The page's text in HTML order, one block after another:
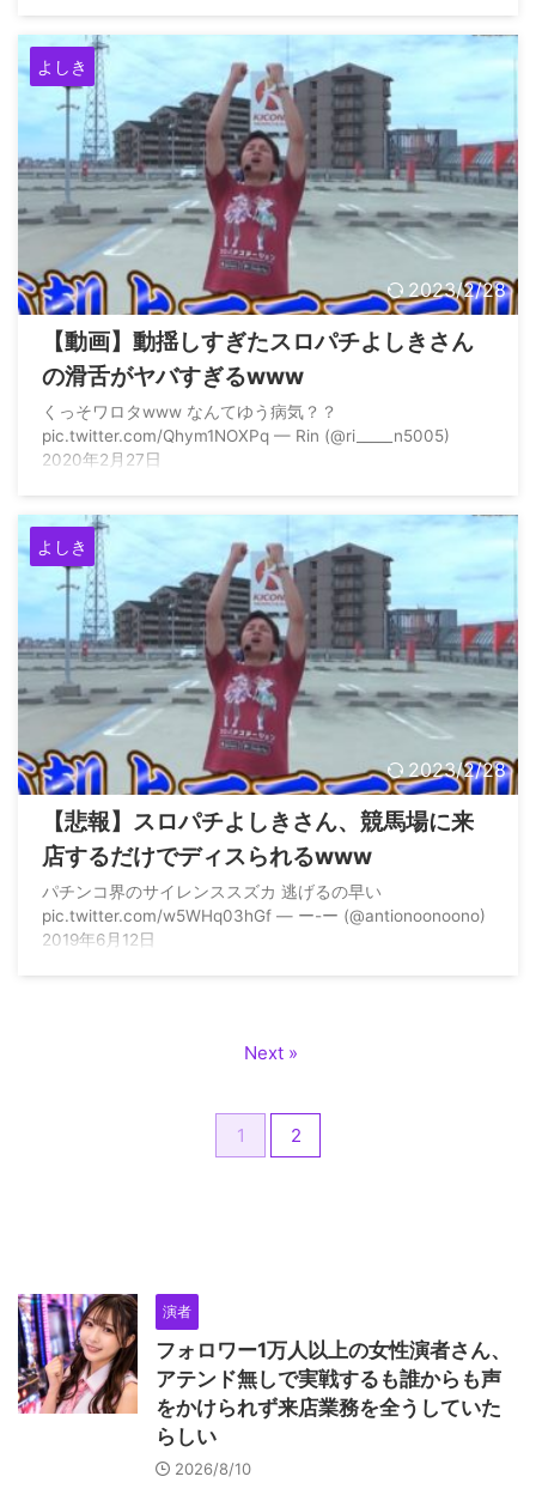
よしき
2023/2/28
【動画】動揺しすぎたスロパチよしきさん
の滑舌がヤバすぎるwww
くっそワロタwww なんてゆう病気？？
pic.twitter.com/Qhym1NOXPq — Rin (@ri_____n5005)
2020年2月27日
よしき
2023/2/28
【悲報】スロパチよしきさん、競馬場に来
店するだけでディスられるwww
パチンコ界のサイレンススズカ 逃げるの早い
pic.twitter.com/w5WHq03hGf — ー-ー (@antionoonoono)
2019年6月12日
1 2
Next »
演者
フォロワー1万人以上の女性演者さん、
アテンド無しで実戦するも誰からも声
をかけられず来店業務を全うしていた
らしい
2026/8/10